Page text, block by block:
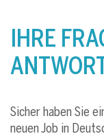
IHRE
Sicher haben Sie
neuen Job in